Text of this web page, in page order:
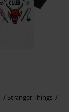
Stranger Things